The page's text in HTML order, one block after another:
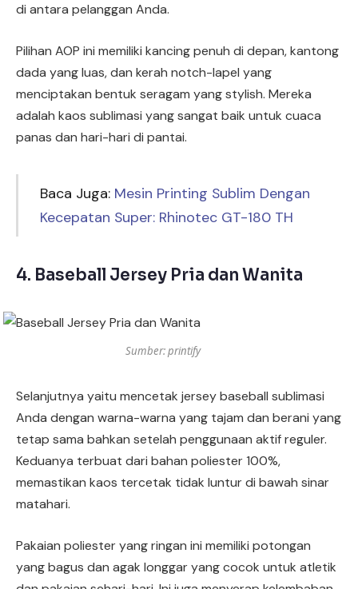
di antara pelanggan Anda.
Pilihan AOP ini memiliki kancing penuh di depan, kantong
dada yang luas, dan kerah notch-lapel yang
menciptakan bentuk seragam yang stylish. Mereka
adalah kaos sublimasi yang sangat baik untuk cuaca
panas dan hari-hari di pantai.
Baca Juga: Mesin Printing Sublim Dengan
Kecepatan Super: Rhinotec GT-180 TH
4. Baseball Jersey Pria dan Wanita
Sumber: printify
Selanjutnya yaitu mencetak jersey baseball sublimasi
Anda dengan warna-warna yang tajam dan berani yang
tetap sama bahkan setelah penggunaan aktif reguler.
Keduanya terbuat dari bahan poliester 100%,
memastikan kaos tercetak tidak luntur di bawah sinar
matahari.
Pakaian poliester yang ringan ini memiliki potongan
yang bagus dan agak longgar yang cocok untuk atletik